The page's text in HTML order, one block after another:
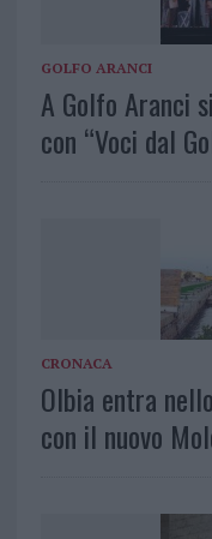
GOLFO ARANCI
A Golfo Aranci
con “Voci dal
CRONACA
Olbia entra
con il nuovo